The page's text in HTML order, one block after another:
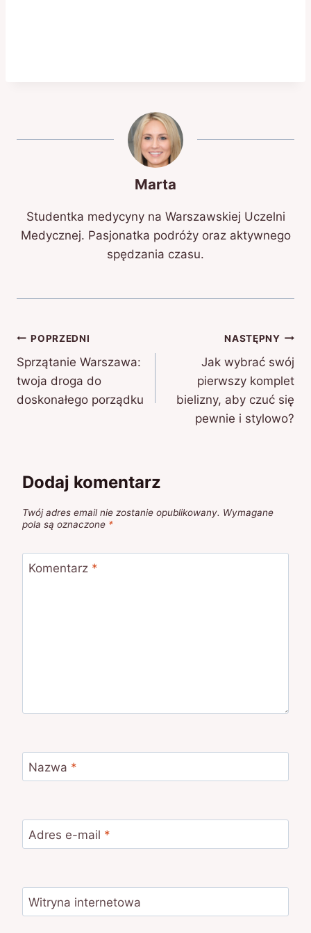
Marta
Studentka medycyny na Warszawskiej Uczelni
Medycznej. Pasjonatka podróży oraz aktywnego
spędzania czasu.
Nawigacja
wpisu
POPRZEDNI
Sprzątanie Warszawa:
twoja droga do
doskonałego porządku
NASTĘPNY
Jak wybrać swój
pierwszy komplet
bielizny, aby czuć się
pewnie i stylowo?
Dodaj komentarz
Twój adres email nie zostanie opublikowany. Wymagane
pola są oznaczone *
Komentarz *
Nazwa *
Adres e-mail *
Witryna internetowa